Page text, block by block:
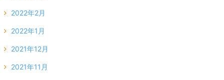
2022年2月
2022年1月
2021年12月
2021年11月